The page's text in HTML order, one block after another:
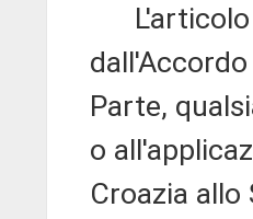
L'articolo
Parte,
o
Croazia